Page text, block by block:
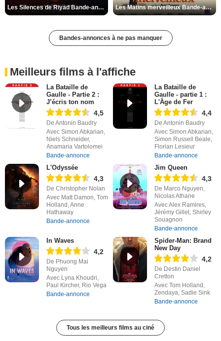
Les Silences de Riyad Bande-annonce VO STFR Les Matins merveilleux Bande-annonce VF
Bandes-annonces à ne pas manquer
Meilleurs films à l'affiche
La Bataille de
Gaulle - Partie 2 :
J’écris ton nom
4,5
De Antonin Baudry
Avec Simon Abkarian,
Niels Schneider,
Anamaria Vartolomei
Bande-annonce
La Bataille de
Gaulle - partie 1 :
L'Âge de Fer
4,4
De Antonin Baudry
Avec Simon Abkarian,
Simon Russell Beale,
Florian Lesieur
Bande-annonce
L'Odyssée
4,3
De Christopher Nolan
Avec Matt Damon, Tom
Holland, Anne
Hathaway
Bande-annonce
Jim Queen
4,3
De Marco Nguyen,
Nicolas Athane
Avec Alex Ramires,
Jérémy Gillet, Shirley
Souagnon
Bande-annonce
In Waves
4,2
De Phuong Mai
Nguyen
Avec Lyna Khoudri,
Paul Kircher, Rio Vega
Bande-annonce
Spider-Man: Brand
New Day
4,2
De Destin Daniel
Cretton
Avec Tom Holland,
Zendaya, Sadie Sink
Bande-annonce
Tous les meilleurs films au ciné